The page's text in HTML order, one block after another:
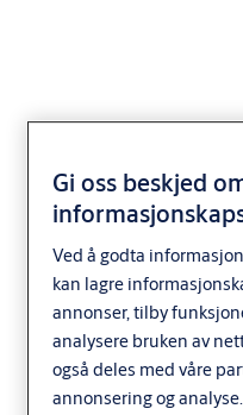
<b>ASSA
DL6210SR
Distribusjon og logistikk
ASSA ABLOY
Gi oss beskjed
Ved å godta
kan lagre
annonser, tilby
analysere bruken av
også deles med våre
annonsering og analyse.